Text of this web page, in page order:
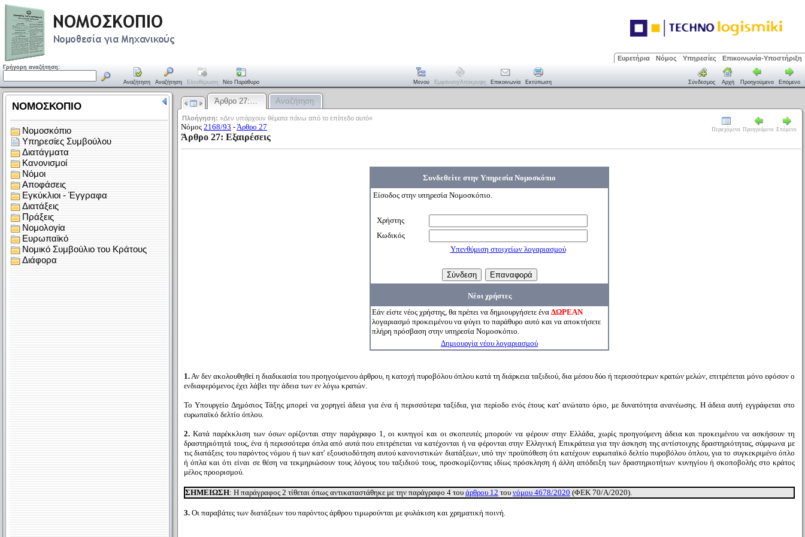
Ευρετήρια Νόμος Υπηρεσίες Επικοινωνία-Υποστήριξη
Γρήγορη αναζήτηση:
Αναζήτηση Αναζήτηση Ελευθέρωση Νέο Παράθυρο Μενού Εμφάνιση/απόκρυψη Επικοινωνία Εκτύπωση Σύνδεσμος Αρχή Προηγούμενο Επόμενο
Άρθρο 27:… Αναζήτηση